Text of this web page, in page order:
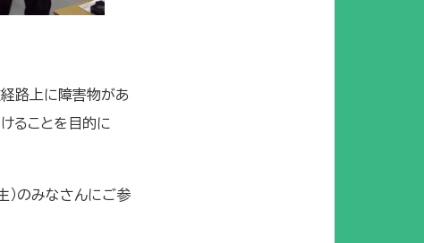
路上に障害物があ
ることを目的に
）のみなさんにご参